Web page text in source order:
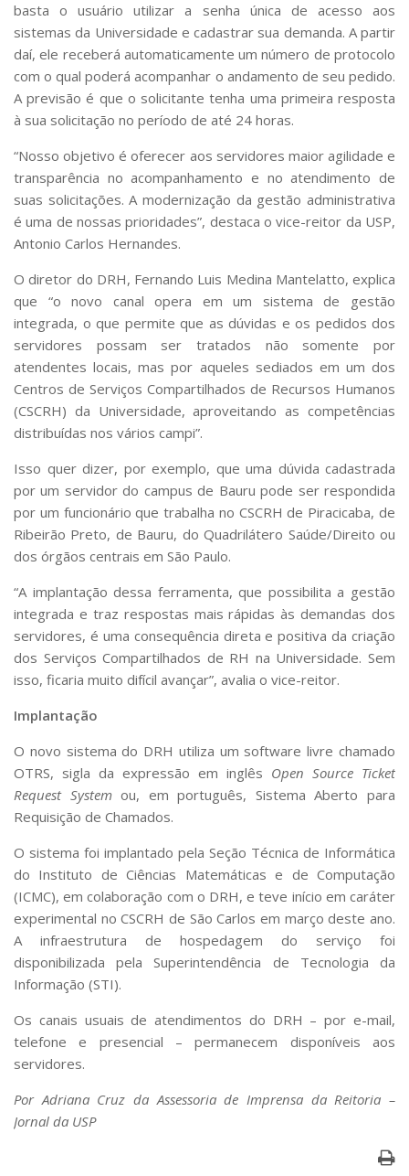
Jornal da USP
Agenda de Eventos
Defesa de Teses
basta o usuário utilizar a senha única de acesso aos
sistemas da Universidade e cadastrar sua demanda. A partir
daí, ele receberá automaticamente um número de protocolo
com o qual poderá acompanhar o andamento de seu pedido.
A previsão é que o solicitante tenha uma primeira resposta
à sua solicitação no período de até 24 horas.
“Nosso objetivo é oferecer aos servidores maior agilidade e
transparência no acompanhamento e no atendimento de
suas solicitações. A modernização da gestão administrativa
é uma de nossas prioridades”, destaca o vice-reitor da USP,
Antonio Carlos Hernandes.
O diretor do DRH, Fernando Luis Medina Mantelatto, explica
que “o novo canal opera em um sistema de gestão
integrada, o que permite que as dúvidas e os pedidos dos
servidores possam ser tratados não somente por
atendentes locais, mas por aqueles sediados em um dos
Centros de Serviços Compartilhados de Recursos Humanos
(CSCRH) da Universidade, aproveitando as competências
distribuídas nos vários campi”.
Isso quer dizer, por exemplo, que uma dúvida cadastrada
por um servidor do campus de Bauru pode ser respondida
por um funcionário que trabalha no CSCRH de Piracicaba, de
Ribeirão Preto, de Bauru, do Quadrilátero Saúde/Direito ou
dos órgãos centrais em São Paulo.
“A implantação dessa ferramenta, que possibilita a gestão
integrada e traz respostas mais rápidas às demandas dos
servidores, é uma consequência direta e positiva da criação
dos Serviços Compartilhados de RH na Universidade. Sem
isso, ficaria muito difícil avançar”, avalia o vice-reitor.
Implantação
O novo sistema do DRH utiliza um software livre chamado
OTRS, sigla da expressão em inglês Open Source Ticket
Request Systemou, em português, Sistema Aberto para
Requisição de Chamados.
O sistema foi implantado pela Seção Técnica de Informática
do Instituto de Ciências Matemáticas e de Computação
(ICMC), em colaboração com o DRH, e teve início em caráter
experimental no CSCRH de São Carlos em março deste ano.
A infraestrutura de hospedagem do serviço foi
disponibilizada pela Superintendência de Tecnologia da
Informação (STI).
Os canais usuais de atendimentos do DRH – por e-mail,
telefone e presencial – permanecem disponíveis aos
servidores.
Por Adriana Cruz da Assessoria de Imprensa da Reitoria –
Jornal da USP